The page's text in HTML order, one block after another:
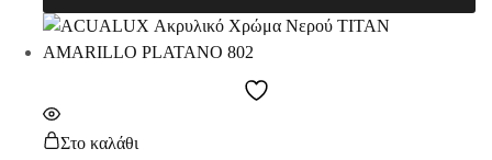
Στο καλάθι